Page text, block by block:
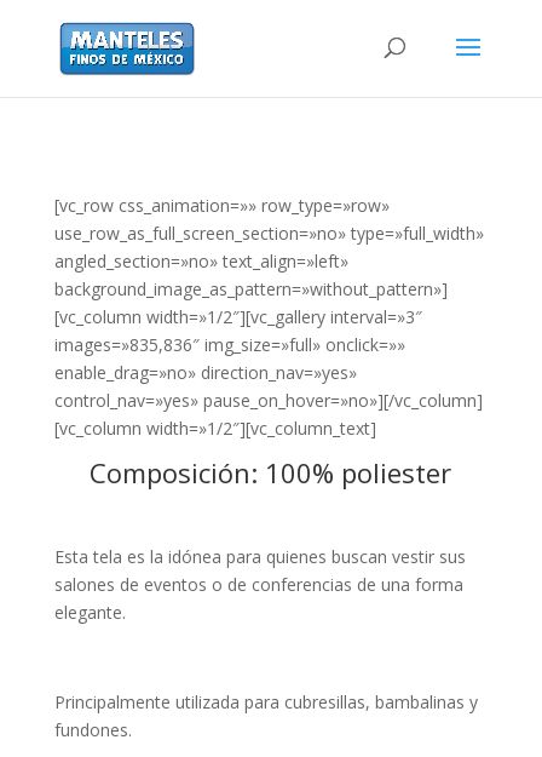
[vc_row css_animation=»» row_type=»row»
use_row_as_full_screen_section=»no» type=»full_width»
angled_section=»no» text_align=»left»
background_image_as_pattern=»without_pattern»]
[vc_column width=»1/2″][vc_gallery interval=»3″
images=»835,836″ img_size=»full» onclick=»»
enable_drag=»no» direction_nav=»yes»
control_nav=»yes» pause_on_hover=»no»][/vc_column]
[vc_column width=»1/2″][vc_column_text]
Composición: 100% poliester
Esta tela es la idónea para quienes buscan vestir sus
salones de eventos o de conferencias de una forma
elegante.
Principalmente utilizada para cubresillas, bambalinas y
fundones.